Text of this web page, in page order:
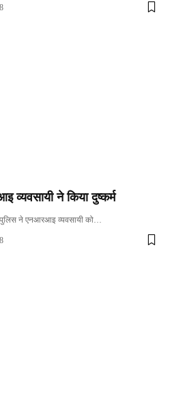
व्यवसायी ने किया दुष्कर्म
ने एनआरआइ व्यवसायी को…